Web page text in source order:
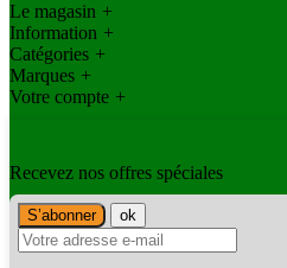
Le magasin +
Information +
Catégories +
Marques +
Votre compte +
Recevez nos offres spéciales